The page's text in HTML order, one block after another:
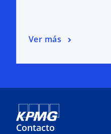
Ver más
Contacto